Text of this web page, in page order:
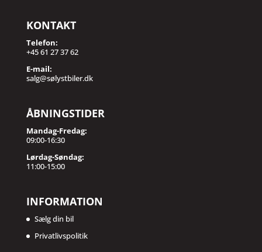
KONTAKT
Telefon:
+45 61 27 37 62
E-mail:
salg@sølystbiler.dk
ÅBNINGSTIDER
Mandag-Fredag:
09:00-16:30
Lørdag-Søndag:
11:00-15:00
INFORMATION
Sælg din bil
Privatlivspolitik